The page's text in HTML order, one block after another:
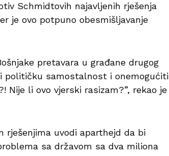
Schmidtovih najavljenih rješenja
je ovo potpuno obesmišljavanje
pretavara u građane drugog
političku samostalnost i onemogućiti
li ovo vjerski rasizam?”, rekao je
rješenjima uvodi aparthejd da bi
sa državom sa dva miliona